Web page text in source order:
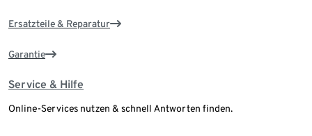
Ersatzteile & Reparatur
Garantie
Service & Hilfe
Online-Services nutzen & schnell Antworten finden.